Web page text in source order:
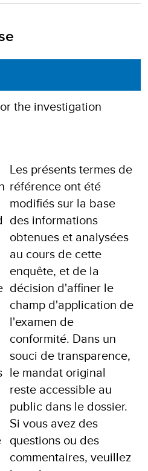
the investigation
Les présents termes de
référence ont été
modifiés sur la base
des informations
obtenues et analysées
au cours de cette
enquête, et de la
décision d'affiner le
champ d'application de
l'examen de
conformité. Dans un
souci de transparence,
le mandat original
reste accessible au
public dans le dossier.
Si vous avez des
questions ou des
commentaires, veuillez